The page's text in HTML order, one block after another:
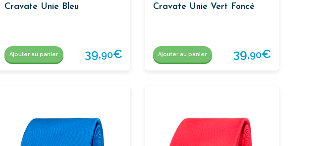
Cravate Unie Bleu
Ajouter au panier 39,90€
Cravate Unie Vert Foncé
Ajouter au panier 39,90€